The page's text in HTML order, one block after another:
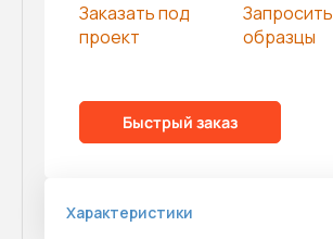
Заказать под
проект
Запросить
образцы
Быстрый заказ
Характеристики